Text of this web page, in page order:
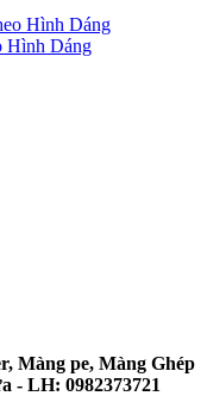
Hình Dáng
Màng pe, Màng Ghép
- LH: 0982373721